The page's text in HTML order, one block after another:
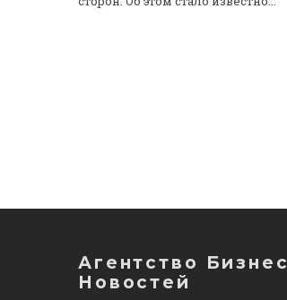
Агентство Бизнес
Новостей